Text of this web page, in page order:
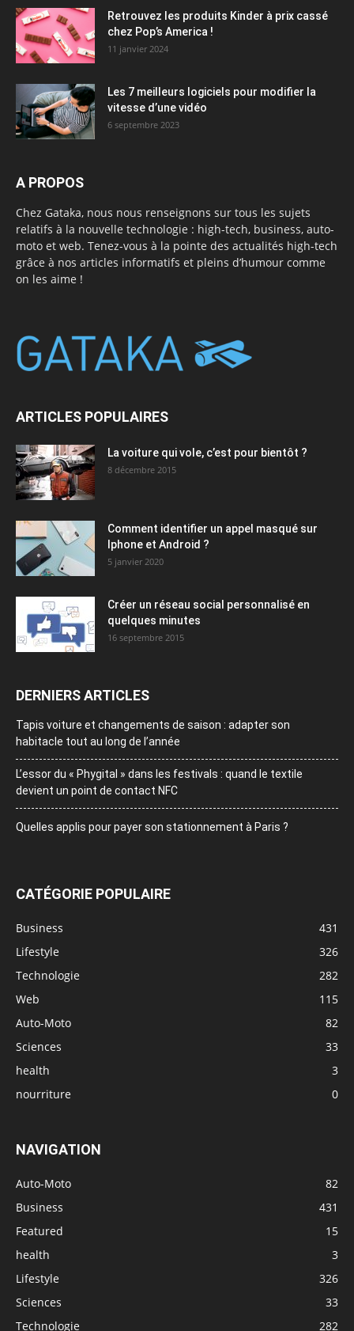
Retrouvez les produits Kinder à prix cassé
chez Pop’s America !
11 janvier 2024
Les 7 meilleurs logiciels pour modifier la
vitesse d’une vidéo
6 septembre 2023
A PROPOS
Chez Gataka, nous nous renseignons sur tous les sujets
relatifs à la nouvelle technologie : high-tech, business, auto-
moto et web. Tenez-vous à la pointe des actualités high-tech
grâce à nos articles informatifs et pleins d’humour comme
on les aime !
ARTICLES POPULAIRES
La voiture qui vole, c’est pour bientôt ?
8 décembre 2015
Comment identifier un appel masqué sur
Iphone et Android ?
5 janvier 2020
Créer un réseau social personnalisé en
quelques minutes
16 septembre 2015
DERNIERS ARTICLES
Tapis voiture et changements de saison : adapter son
habitacle tout au long de l’année
L’essor du « Phygital » dans les festivals : quand le textile
devient un point de contact NFC
Quelles applis pour payer son stationnement à Paris ?
CATÉGORIE POPULAIRE
Business
431
Lifestyle
326
Technologie
282
Web
115
Auto-Moto
82
Sciences
33
health
3
nourriture
0
NAVIGATION
Auto-Moto
82
Business
431
Featured
15
health
3
Lifestyle
326
Sciences
33
Technologie
282